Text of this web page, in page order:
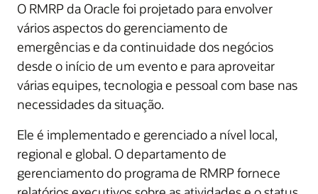
O RMRP da Oracle foi projetado para envolver
vários aspectos do gerenciamento de
emergências e da continuidade dos negócios
desde o início de um evento e para aproveitar
várias equipes, tecnologia e pessoal com base nas
necessidades da situação.
Ele é implementado e gerenciado a nível local,
regional e global. O departamento de
gerenciamento do programa de RMRP fornece